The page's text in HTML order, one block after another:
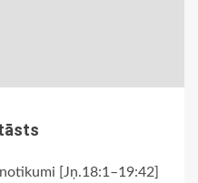
[Jņ.18:1–19:42]